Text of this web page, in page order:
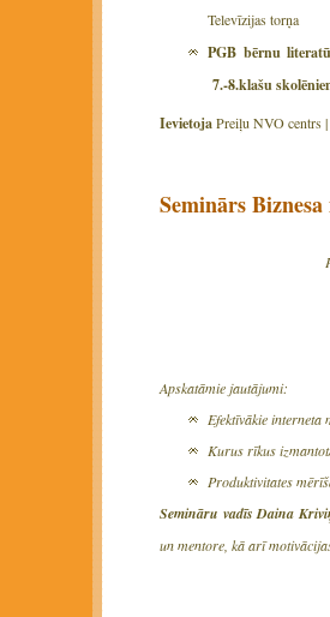
Televīzijas torņa
PGB bērnu
7.-8.klašu
IevietojaPreiļu NVO centrs |
Seminārs
Apskatāmie jautājumi:
Efektīvākie
Kurus rīkus
Produktivitates
Semināru vadīs Daina
un mentore, kā arī